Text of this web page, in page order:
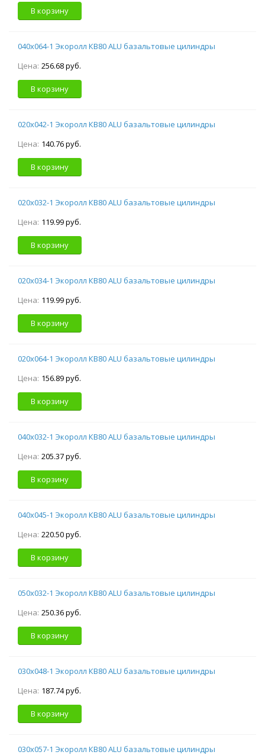
В корзину
040х064-1 Экоролл КВ80 ALU базальтовые цилиндры
Цена: 256.68 руб.
В корзину
020х042-1 Экоролл КВ80 ALU базальтовые цилиндры
Цена: 140.76 руб.
В корзину
020х032-1 Экоролл КВ80 ALU базальтовые цилиндры
Цена: 119.99 руб.
В корзину
020х034-1 Экоролл КВ80 ALU базальтовые цилиндры
Цена: 119.99 руб.
В корзину
020х064-1 Экоролл КВ80 ALU базальтовые цилиндры
Цена: 156.89 руб.
В корзину
040х032-1 Экоролл КВ80 ALU базальтовые цилиндры
Цена: 205.37 руб.
В корзину
040х045-1 Экоролл КВ80 ALU базальтовые цилиндры
Цена: 220.50 руб.
В корзину
050х032-1 Экоролл КВ80 ALU базальтовые цилиндры
Цена: 250.36 руб.
В корзину
030х048-1 Экоролл КВ80 ALU базальтовые цилиндры
Цена: 187.74 руб.
В корзину
030х057-1 Экоролл КВ80 ALU базальтовые цилиндры